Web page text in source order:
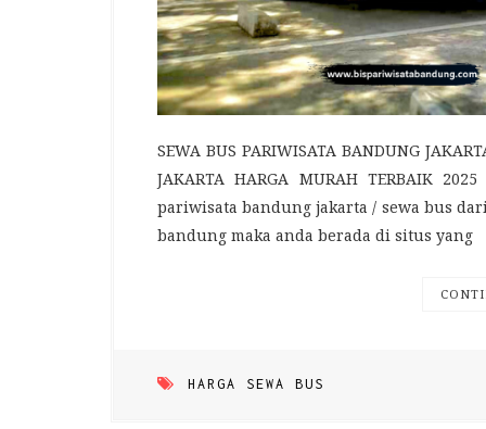
SEWA BUS PARIWISATA BANDUNG
JAKARTA HARGA MURAH TERBAIK
pariwisata bandung jakarta / sewa bus
bandung maka anda berada di situs yang
HARGA SEWA BUS